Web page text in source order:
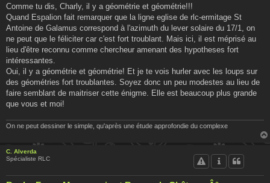
s
a
g
Comme tu dis, Charly, il y a géométrie et géométrie!!!
Quand Espalion fait remarquer que la ligne eglise de rlc-ermitage St
Antoine de Galamus correspond à l'azimuth du lever solaire du 17/1, on
ne peut que le féliciter car c'est fort troublant. Mais ici, il est méprisé au
lieu d'être reconnu comme chercheur amenant des hypotheses fort
intéressantes.
Oui, il y a géométrie et géométrie! Et je te vois hurler avec les loups sur
des géométries fort troublantes. Soyez donc un peu modestes au lieu de
faire semblant de maitriser cette énigme. Elle est beaucoup plus grande
que vous et moi!
On ne peut dessiner le simple, qu'après une étude approfondie du complexe
C. Alverda
Spécialiste RLC